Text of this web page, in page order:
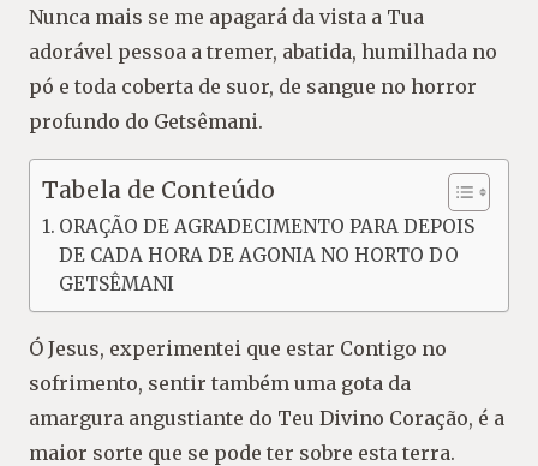
Nunca mais se me apagará da vista a Tua
adorável pessoa a tremer, abatida, humilhada no
pó e toda coberta de suor, de sangue no horror
profundo do Getsêmani.
Tabela de Conteúdo
ORAÇÃO DE AGRADECIMENTO PARA DEPOIS
DE CADA HORA DE AGONIA NO HORTO DO
GETSÊMANI
Ó Jesus, experimentei que estar Contigo no
sofrimento, sentir também uma gota da
amargura angustiante do Teu Divino Coração, é a
maior sorte que se pode ter sobre esta terra.